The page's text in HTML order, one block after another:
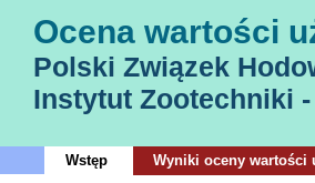
Ocena wartości
Polski Związek
Instytut Zootechniki -
Wstęp Wyniki oceny wartości